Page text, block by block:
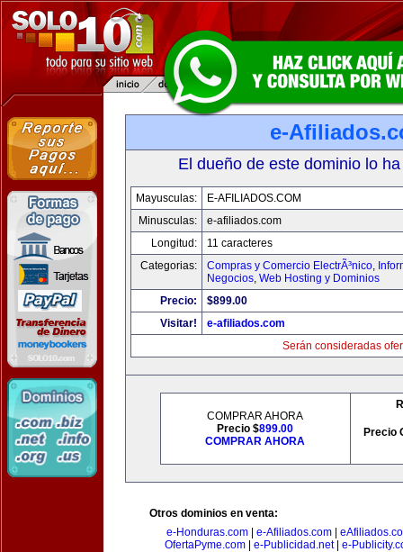
e-
El dueño de este dominio lo
Mayusculas:
E-AFILIADOS.COM
Minusculas:
e-afiliados.com
Longitud:
11 caracteres
Categorias:
Compras y Comercio ElectrÃ³nico,
Negocios, Web Hosting y Dominios
Precio:
$899.00
Visitar!
e-afiliados.com
Serán consideradas
COMPRAR AHORA
Precio $899.00
COMPRAR AHORA
Precio
Otros dominios en venta:
e-Honduras.com| e-Afiliados.com|
OfertaPyme.com| e-Publicidad.net| e-